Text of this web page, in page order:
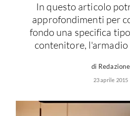
Contatti
In questo articolo
approfondimenti per
fondo una specifica
contenitore, l'armadio
di Redazione
23 aprile 2015